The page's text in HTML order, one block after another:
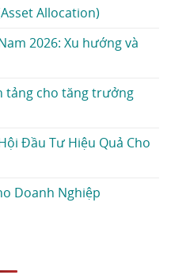
Allocation)
2026: Xu hướng và
tảng cho tăng trưởng
Đầu Tư Hiệu Quả Cho
Doanh Nghiệp